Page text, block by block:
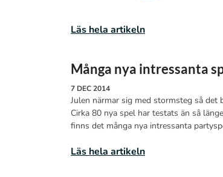
Läs hela artikeln
Många nya intressanta
7 DEC 2014
Julen närmar sig med stormsteg så
Cirka 80 nya spel har testats än så
finns det många nya intressanta
Läs hela artikeln